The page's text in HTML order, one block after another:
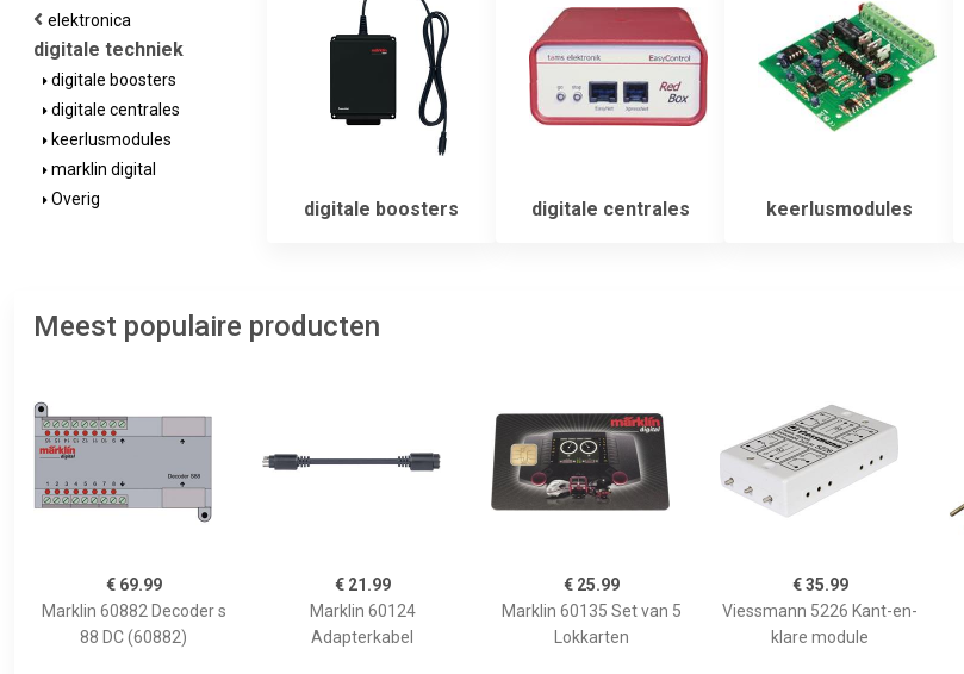
elektronica
digitale techniek
digitale boosters
digitale centrales
keerlusmodules
marklin digital
Overig
digitale boosters digitale centrales keerlusmodules
Meest populaire producten
€ 69.99
Marklin 60882 Decoder s
88 DC (60882)
€ 21.99
Marklin 60124
Adapterkabel
€ 25.99
Marklin 60135 Set van 5
Lokkarten
€ 35.99
Viessmann 5226 Kant-en-
klare module